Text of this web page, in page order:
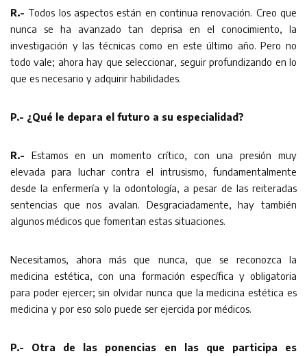
R.- Todos los aspectos están en continua renovación. Creo que
nunca se ha avanzado tan deprisa en el conocimiento, la
investigación y las técnicas como en este último año. Pero no
todo vale; ahora hay que seleccionar, seguir profundizando en lo
que es necesario y adquirir habilidades.
P.- ¿Qué le depara el futuro a su especialidad?
R.- Estamos en un momento crítico, con una presión muy
elevada para luchar contra el intrusismo, fundamentalmente
desde la enfermería y la odontología, a pesar de las reiteradas
sentencias que nos avalan. Desgraciadamente, hay también
algunos médicos que fomentan estas situaciones.
Necesitamos, ahora más que nunca, que se reconozca la
medicina estética, con una formación específica y obligatoria
para poder ejercer; sin olvidar nunca que la medicina estética es
medicina y por eso solo puede ser ejercida por médicos.
P.- Otra de las ponencias en las que participa es